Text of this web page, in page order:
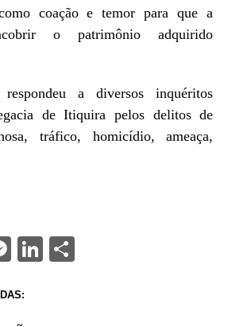
coação e temor para que a
o patrimônio adquirido
a diversos inquéritos
de Itiquira pelos delitos de
tráfico, homicídio, ameaça,
Messenger
LinkedIn
Share